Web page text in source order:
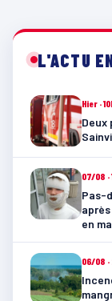
L'ACTU
Hier ·
Deux
07/08 ·
Pas-
en
06/08 ·